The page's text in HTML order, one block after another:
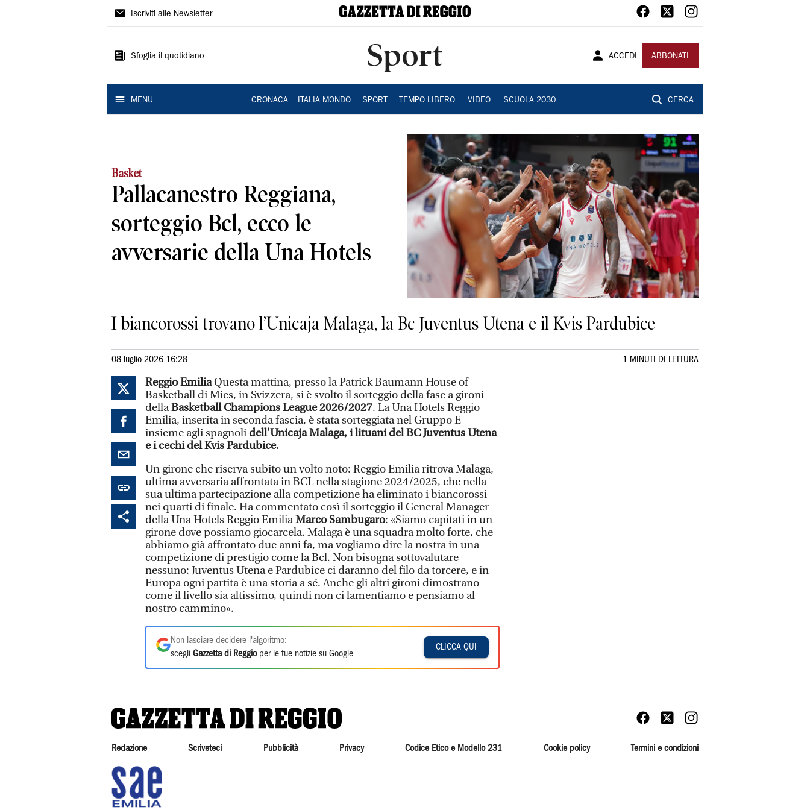
Gazzetta
Reggio
Iscriviti alle Newsletter
Sfoglia il quotidiano Sport ACCEDI ABBONATI
MENU CRONACA ITALIA MONDO SPORT TEMPO LIBERO VIDEO SCUOLA 2030 CERCA
Basket
Pallacanestro Reggiana,
sorteggio Bcl, ecco le
avversarie della Una Hotels
I biancorossi trovano l’Unicaja Malaga, la Bc Juventus Utena e il Kvis Pardubice
08 luglio 2026 16:28 1 MINUTI DI LETTURA
Reggio EmiliaQuesta mattina, presso la Patrick Baumann House of
Basketball di Mies, in Svizzera, si è svolto il sorteggio della fase a gironi
dellaBasketball Champions League 2026/2027. La Una Hotels Reggio
Emilia, inserita in seconda fascia, è stata sorteggiata nel Gruppo E
insieme agli spagnoli dell'Unicaja Malaga, i lituani del BC Juventus Utena
e i cechi del Kvis Pardubice.
Un girone che riserva subito un volto noto: Reggio Emilia ritrova Malaga,
ultima avversaria affrontata in BCL nella stagione 2024/2025, che nella
sua ultima partecipazione alla competizione ha eliminato i biancorossi
nei quarti di finale. Ha commentato così il sorteggio il General Manager
della Una Hotels Reggio EmiliaMarco Sambugaro: «Siamo capitati in un
girone dove possiamo giocarcela. Malaga è una squadra molto forte, che
abbiamo già affrontato due anni fa, ma vogliamo dire la nostra in una
competizione di prestigio come la Bcl. Non bisogna sottovalutare
nessuno: Juventus Utena e Pardubice ci daranno del filo da torcere, e in
Europa ogni partita è una storia a sé. Anche gli altri gironi dimostrano
come il livello sia altissimo, quindi non ci lamentiamo e pensiamo al
nostro cammino».
Non lasciare decidere l'algoritmo:
scegli Gazzetta di Reggioper le tue notizie su Google
CLICCA QUI
Redazione Scriveteci Pubblicità Privacy Codice Etico e Modello 231 Cookie policy Termini e condizioni